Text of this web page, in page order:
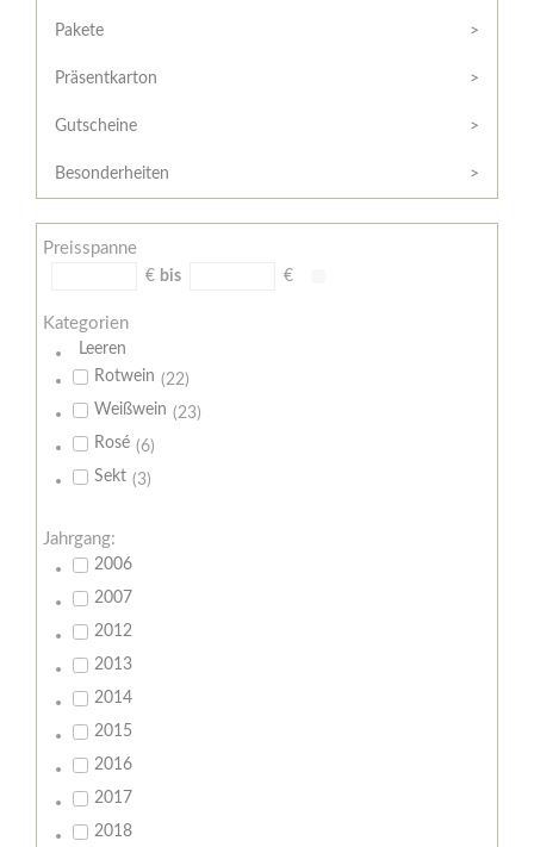
/
Widerrufsformular
AGB
Zahlungsbedingungen
Meine
Pakete
Präsentkarton
Gutscheine
Besonderheiten
Preisspanne
€ bis €
Kategorien
Leeren
Rotwein (22)
Weißwein (23)
Rosé (6)
Sekt (3)
Jahrgang:
2006
2007
2012
2013
2014
2015
2016
2017
2018